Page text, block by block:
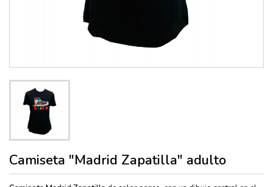
Camiseta "Madrid Zapatilla" adulto